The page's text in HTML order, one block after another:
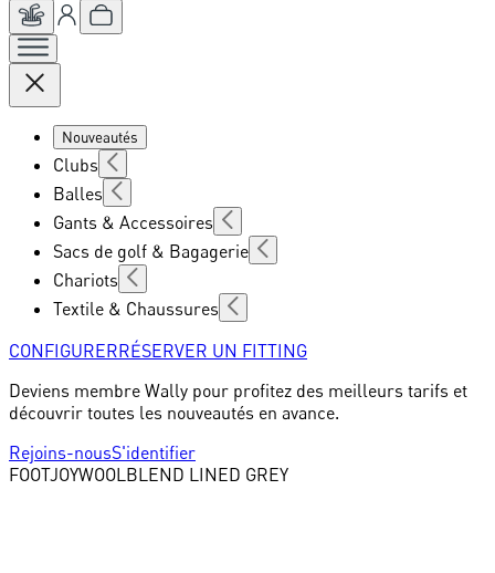
Nouveautés
Clubs
Balles
Gants & Accessoires
Sacs de golf & Bagagerie
Chariots
Textile & Chaussures
CONFIGURERRÉSERVER UN FITTING
Deviens membre Wally pour profitez des meilleurs tarifs et
découvrir toutes les nouveautés en avance.
Rejoins-nousS'identifier
FOOTJOYWOOLBLEND LINED GREY